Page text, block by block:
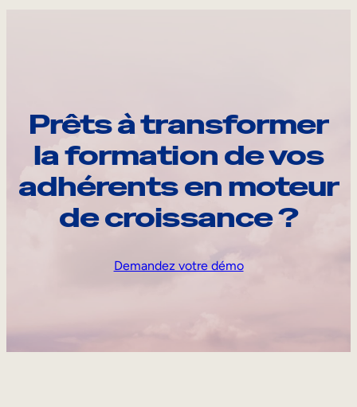
Prêts à transformer
la formation de vos
adhérents en moteur
de croissance ?
Demandez votre démo